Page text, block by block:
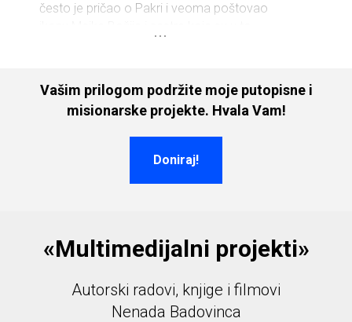
često je pričao o Pakri i veoma poštovao
Vašim prilogom podržite moje putopisne i
misionarske projekte. Hvala Vam!
Doniraj!
«Multimedijalni projekti»
Autorski radovi, knjige i filmovi
Nenada Badovinca